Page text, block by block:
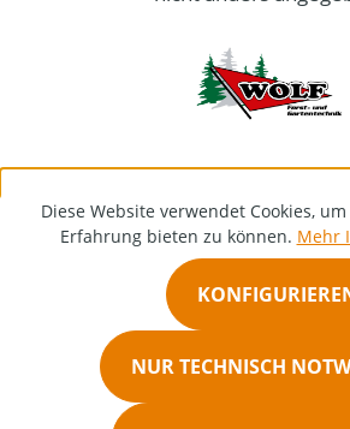
Diese Website verwendet Cookies,
Erfahrung bieten zu können. Mehr
NUR TECHNISCH